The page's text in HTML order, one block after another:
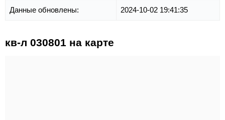
Данные обновлены: 2024-10-02 19:41:35
кв-л 030801 на карте